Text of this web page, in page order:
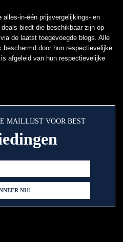
in-één prijsvergelijkings- en
biedt die beschikbaar zijn op
de laatst toegevoegde blogs. Alle
door hun respectievelijke
afgeleid van hun respectievelijke
MAILLIJST VOOR BEST